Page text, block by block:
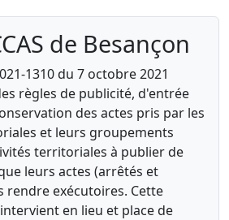
de Besançon
1310 du 7 octobre 2021
règles de publicité, d'entrée
des actes pris par les
et leurs groupements
territoriales à publier de
leurs actes (arrêtés et
rendre exécutoires. Cette
en lieu et place de